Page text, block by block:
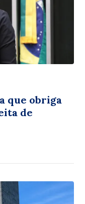
que obriga
de